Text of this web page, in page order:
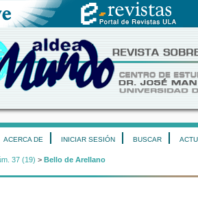
ACERCA DE INICIAR SESIÓN BUSCAR
37 (19) > Bello de Arellano